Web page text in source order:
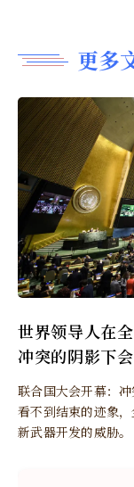
更多
世界领导人在
冲突的阴影下
联合国大会开幕：
看不到结束的迹象
新武器开发的威胁。